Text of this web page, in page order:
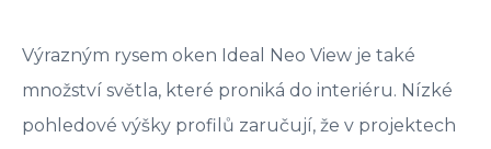
Výrazným rysem oken Ideal Neo View je také
množství světla, které proniká do interiéru. Nízké
pohledové výšky profilů zaručují, že v projektech